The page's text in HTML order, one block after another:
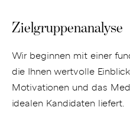
Zielgruppenanalyse
Wir beginnen mit einer
die Ihnen wertvolle
Motivationen und das
idealen Kandidaten liefert.